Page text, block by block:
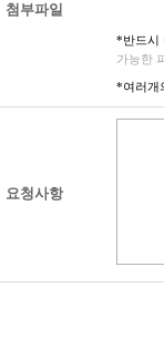
첨부파일
*반드시
가능한
*여러개
요청사항